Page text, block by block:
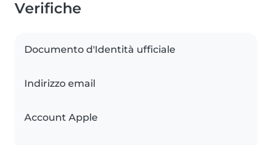
Verifiche
Documento d'Identità ufficiale
Indirizzo email
Account Apple